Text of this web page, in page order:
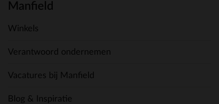
Manfield
Winkels
Verantwoord ondernemen
Vacatures bij Manfield
Blog & Inspiratie